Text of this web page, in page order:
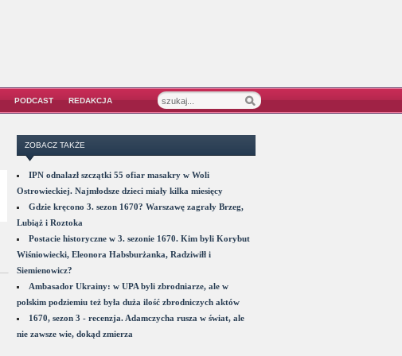
PODCAST REDAKCJA
ZOBACZ TAKŻE
IPN odnalazł szczątki 55 ofiar masakry w Woli
Ostrowieckiej. Najmłodsze dzieci miały kilka miesięcy
Gdzie kręcono 3. sezon 1670? Warszawę zagrały Brzeg,
Lubiąż i Roztoka
Postacie historyczne w 3. sezonie 1670. Kim byli Korybut
Wiśniowiecki, Eleonora Habsburżanka, Radziwiłł i
Siemienowicz?
Ambasador Ukrainy: w UPA byli zbrodniarze, ale w
polskim podziemiu też była duża ilość zbrodniczych aktów
1670, sezon 3 - recenzja. Adamczycha rusza w świat, ale
nie zawsze wie, dokąd zmierza